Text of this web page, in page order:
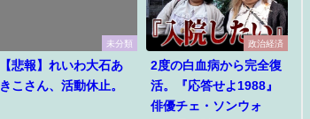
未分類
【悲報】れいわ大石あ
きこさん、活動休止。
政治経済
2度の白血病から完全復
活。『応答せよ1988』
俳優チェ・ソンウォ